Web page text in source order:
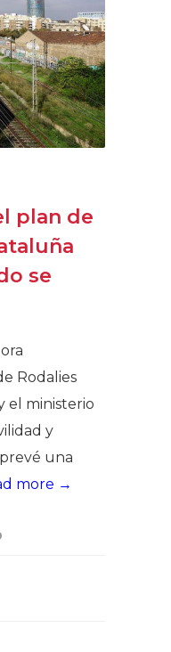
plan de
se
Rodalies
el ministerio
y
una
more →